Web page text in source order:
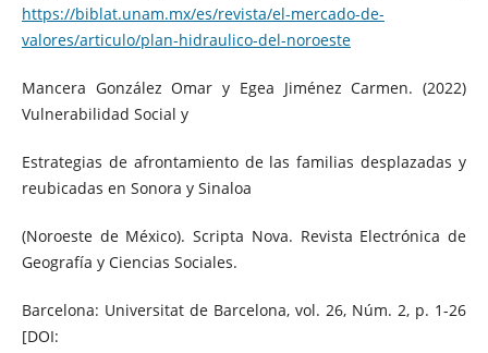
https://biblat.unam.mx/es/revista/el-mercado-de-
valores/articulo/plan-hidraulico-del-noroeste
Mancera González Omar y Egea Jiménez Carmen. (2022)
Vulnerabilidad Social y
Estrategias de afrontamiento de las familias desplazadas y
reubicadas en Sonora y Sinaloa
(Noroeste de México). Scripta Nova. Revista Electrónica de
Geografía y Ciencias Sociales.
Barcelona: Universitat de Barcelona, vol. 26, Núm. 2, p. 1-26
[DOI: